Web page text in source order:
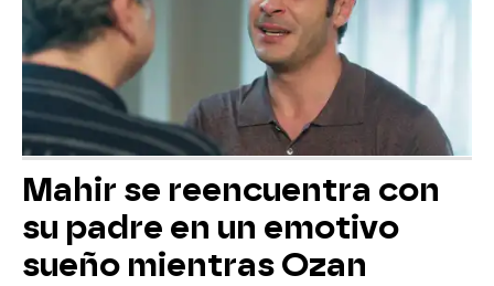
Mahir se reencuentra con
su padre en un emotivo
sueño mientras Ozan